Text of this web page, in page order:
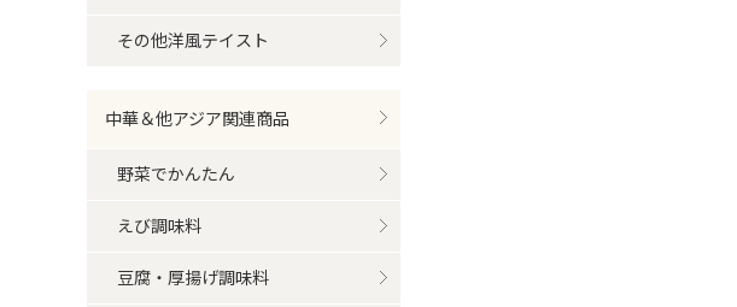
その他洋風テイスト
中華＆他アジア関連商品
野菜でかんたん
えび調味料
豆腐・厚揚げ調味料